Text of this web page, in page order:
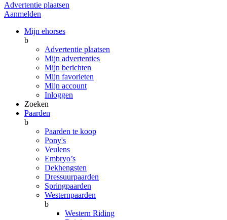
Advertentie plaatsen
Aanmelden
Mijn ehorses
b
Advertentie plaatsen
Mijn advertenties
Mijn berichten
Mijn favorieten
Mijn account
Inloggen
Zoeken
Paarden
b
Paarden te koop
Pony's
Veulens
Embryo’s
Dekhengsten
Dressuurpaarden
Springpaarden
Westernpaarden
b
Western Riding